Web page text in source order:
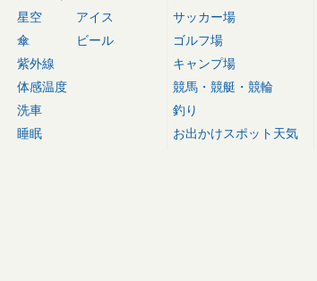
星空
傘
紫外線
体感温度
洗車
睡眠
アイス
ビール
サッカー場
ゴルフ場
キャンプ場
競馬・競艇・競輪
釣り
お出かけスポット天気